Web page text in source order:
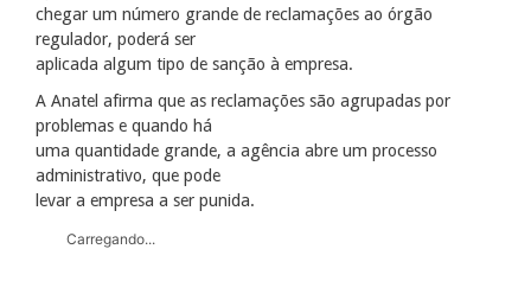
chegar um número grande de reclamações ao órgão
regulador, poderá ser
aplicada algum tipo de sanção à empresa.
A Anatel afirma que as reclamações são agrupadas por
problemas e quando há
uma quantidade grande, a agência abre um processo
administrativo, que pode
levar a empresa a ser punida.
Carregando...